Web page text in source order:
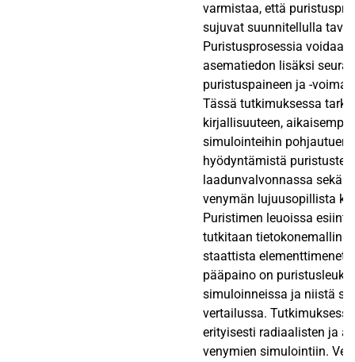
varmistaa, että
sujuvat suunnitellulla
Puristusprosessia voidaan
asematiedon lisäksi
puristuspaineen ja -
Tässä tutkimuksessa
kirjallisuuteen,
simulointeihin pohjautuen
hyödyntämistä puristusten
laadunvalvonnassa sekä
venymän lujuusopillista
Puristimen leuoissa
tutkitaan
staattista
pääpaino on
simuloinneissa ja niistä
vertailussa.
erityisesti radiaalisten ja
venymien simulointiin.